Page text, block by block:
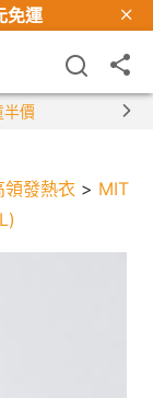
免運
半價
領發熱衣 > MIT